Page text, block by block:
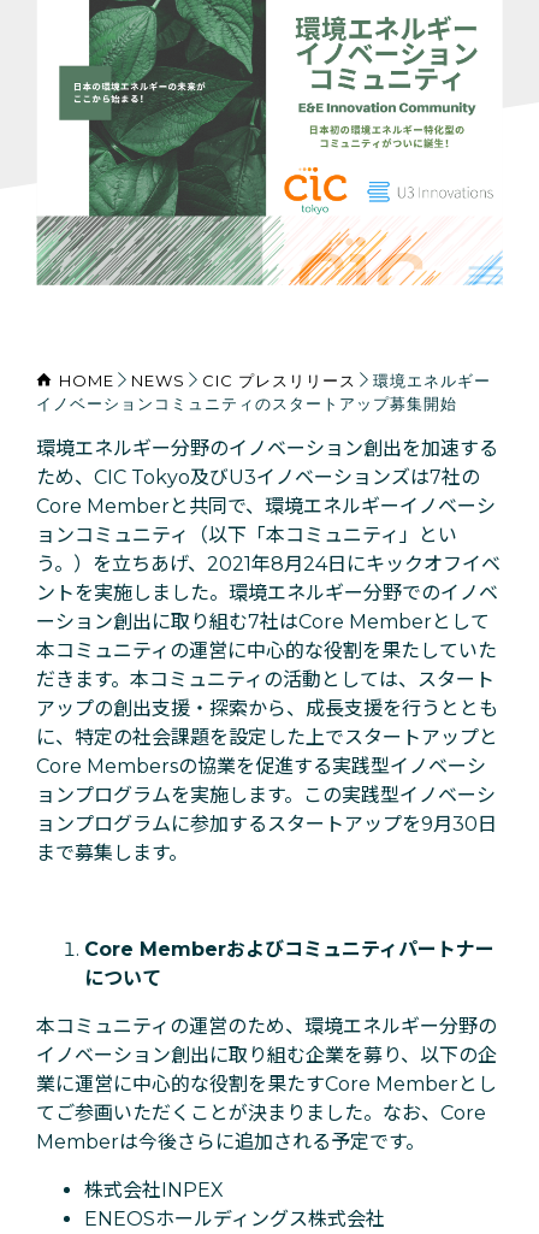
HOME NEWS CIC プレスリリース
環境エネルギー
イノベーションコミュニティのスタートアップ募集開始
環境エネルギー分野のイノベーション創出を加速する
ため、CIC Tokyo及びU3イノベーションズは7社の
Core Memberと共同で、環境エネルギーイノベーシ
ョンコミュニティ（以下「本コミュニティ」とい
う。）を立ちあげ、2021年8月24日にキックオフイベ
ントを実施しました。環境エネルギー分野でのイノベ
ーション創出に取り組む7社はCore Memberとして
本コミュニティの運営に中心的な役割を果たしていた
だきます。本コミュニティの活動としては、スタート
アップの創出支援・探索から、成長支援を行うととも
に、特定の社会課題を設定した上でスタートアップと
Core Membersの協業を促進する実践型イノベーシ
ョンプログラムを実施します。この実践型イノベーシ
ョンプログラムに参加するスタートアップを9月30日
まで募集します。
Core Memberおよびコミュニティパートナー
について
本コミュニティの運営のため、環境エネルギー分野の
イノベーション創出に取り組む企業を募り、以下の企
業に運営に中心的な役割を果たすCore Memberとし
てご参画いただくことが決まりました。なお、Core
Memberは今後さらに追加される予定です。
株式会社INPEX
ENEOSホールディングス株式会社